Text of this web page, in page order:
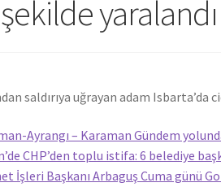
saldırıya uğrayan adam Isbarta’da
Ayrangı – Karaman Gündem
CHP’den toplu istifa: 6 belediye
İşleri Başkanı Arbaguş Cuma günü